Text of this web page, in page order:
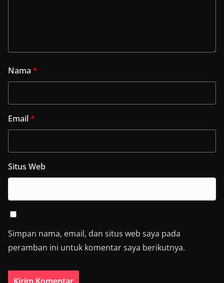
Nama *
Email*
Situs Web
Simpan nama, email, dan situs web saya pada
peramban ini untuk komentar saya berikutnya.